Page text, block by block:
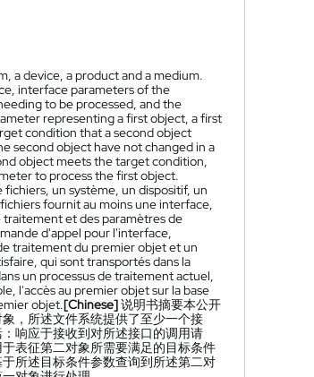
a device, a product and a medium.
interface parameters of the
to be processed, and the
representing a first object, a first
condition that a second object
second object have not changed in a
object meets the target condition,
to process the first object.
un système, un dispositif, un
fournit au moins une interface,
et des paramètres de
d'appel pour l'interface,
traitement du premier objet et un
qui sont transportés dans la
un processus de traitement actuel,
l'accès au premier objet sur la base
objet.[Chinese]说明书摘要本公开
，所述文件系统提供了至少一个接
响应于接收到对所述接口的调用请
表征第二对象所需要满足的目标条件
所述目标条件参数查询到所述第二对